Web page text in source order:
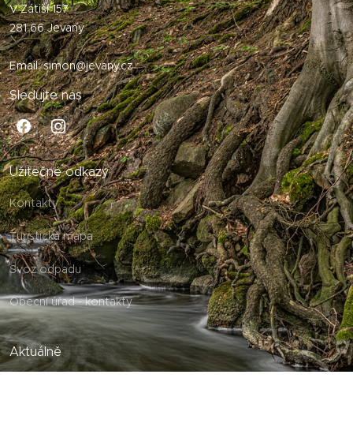
V Zátiší 157
281 66 Jevany
Email:simon@jevany.cz
Sledujte nás
Užitečné odkazy
Kontakty
Turistická mapa
Svoz odpadu
Obecní úřad - kontakty
Aktuálně